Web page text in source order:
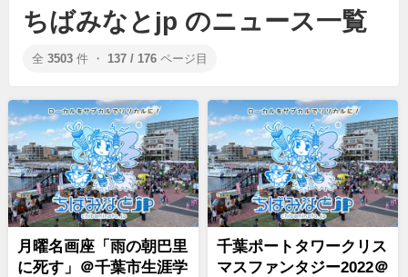
ちばみなとjp のニュース一覧
全 3503 件 ・ 137 / 176 ページ目
月曜名画座「雨の朝巴里
に死す」＠千葉市生涯学
千葉ポートタワークリス
マスファンタジー2022＠